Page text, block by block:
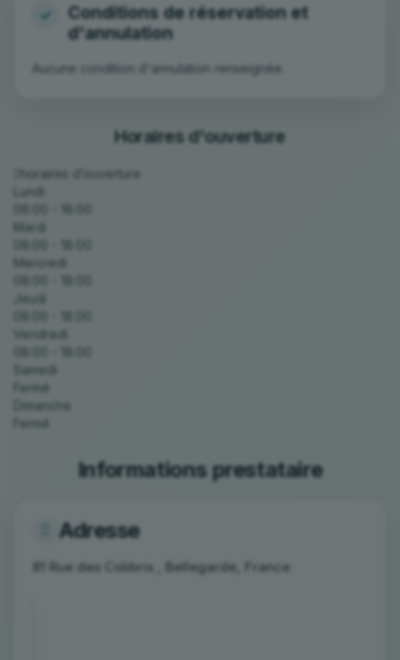
Aucune condition d'annulation renseignée.
Horaires d'ouverture
horaires d’ouverture
Lundi
Mardi
Mercredi
Jeudi
Vendredi
Samedi
Fermé
Dimanche
Fermé
Informations prestataire
Adresse
81 Rue des Colibris , Bellegarde, France